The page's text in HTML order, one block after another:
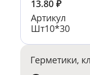
13.80 ₽
Артикул
Шт10*30
Герметики,